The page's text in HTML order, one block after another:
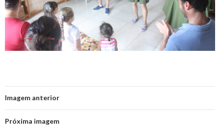
Imagem anterior
Próxima imagem